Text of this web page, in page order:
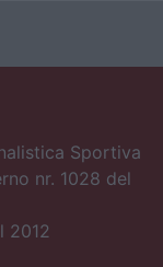
Sportiva
nr. 1028 del
2012